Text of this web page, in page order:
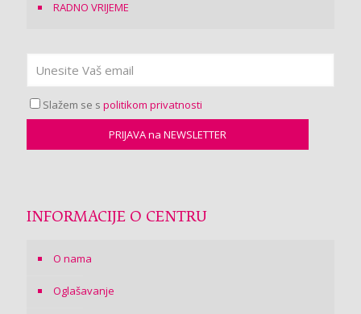
RADNO VRIJEME
Slažem se s politikom privatnosti
INFORMACIJE O CENTRU
O nama
Oglašavanje